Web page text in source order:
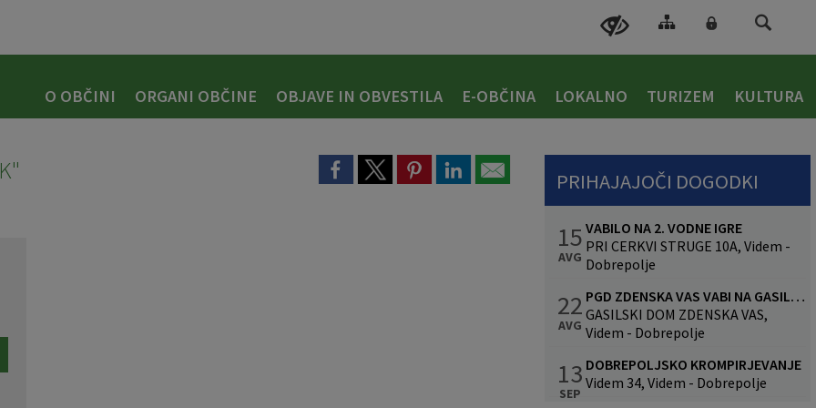
O OBČINI ORGANI OBČINE OBJAVE IN OBVESTILA E-OBČINA LOKALNO TURIZEM KULTURA
PRIHAJAJOČI DOGODKI
15
AVG
VABILO NA 2. VODNE IGRE
PRI CERKVI STRUGE 10A, Videm -
Dobrepolje
22
AVG
PGD ZDENSKA VAS VABI NA GASILSKO VESELICO S SKUPINO CALYPSO
GASILSKI DOM ZDENSKA VAS,
Videm - Dobrepolje
13
SEP
DOBREPOLJSKO KROMPIRJEVANJE
Videm 34, Videm - Dobrepolje